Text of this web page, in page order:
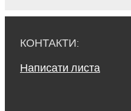
КОНТАКТИ:
Написати листа